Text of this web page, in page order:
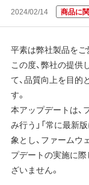
2024/02/14 商品に
平素は弊社製品をご
この度、弊社の提
て、品質向上を目的
す。
本アップデートは、
み行う」「常に最新
象とし、ファームウ
プデートの実施に
ざいません。